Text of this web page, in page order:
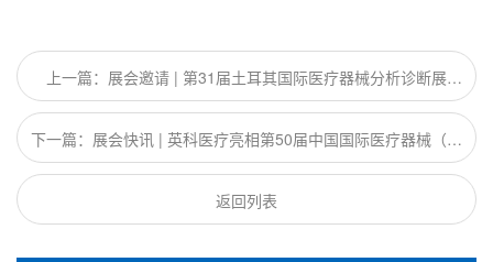
上一篇：展会邀请 | 第31届土耳其国际医疗器械分析诊断展
Expomed Eurasia，英科医疗邀您相约土耳其！
下一篇：展会快讯 | 英科医疗亮相第50届中国国际医疗器械（山
东）博览会
返回列表